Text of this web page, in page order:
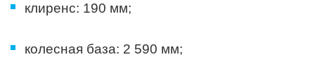
клиренс: 190 мм;
колесная база: 2 590 мм;